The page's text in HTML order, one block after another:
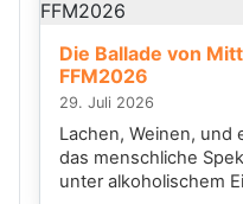
Die Ballade von
FFM2026
29. Juli 2026
Lachen, Weinen, und
das menschliche
unter alkoholischem